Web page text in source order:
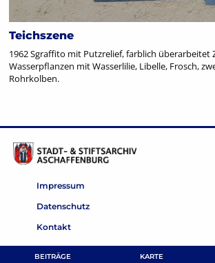
BEITRÄGE KARTE
Teichszene
1962 Sgraffito mit Putzrelief, farblich überarbeitet
Wasserpflanzen mit Wasserlilie, Libelle, Frosch,
Rohrkolben.
Impressum
Datenschutz
Kontakt